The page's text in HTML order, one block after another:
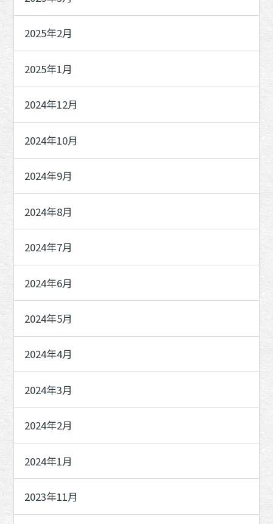
2025年2月
2025年1月
2024年12月
2024年10月
2024年9月
2024年8月
2024年7月
2024年6月
2024年5月
2024年4月
2024年3月
2024年2月
2024年1月
2023年11月